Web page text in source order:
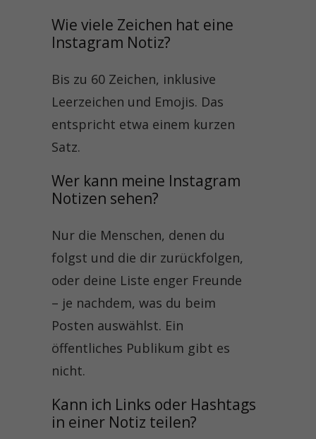
Wie viele Zeichen hat eine
Instagram Notiz?
Bis zu 60 Zeichen, inklusive
Leerzeichen und Emojis. Das
entspricht etwa einem kurzen
Satz.
Wer kann meine Instagram
Notizen sehen?
Nur die Menschen, denen du
folgst und die dir zurückfolgen,
oder deine Liste enger Freunde
– je nachdem, was du beim
Posten auswählst. Ein
öffentliches Publikum gibt es
nicht.
Kann ich Links oder Hashtags
in einer Notiz teilen?